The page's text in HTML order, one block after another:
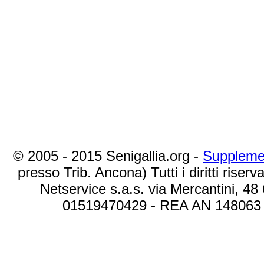
© 2005 - 2015 Senigallia.org -
presso Trib. Ancona) Tutti i diritti
Netservice s.a.s. via Mercantini,
01519470429 - REA AN